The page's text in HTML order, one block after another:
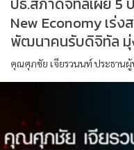
New Economy เร่ง
พัฒนาคนรับดิจิทัล มุ่
คุณศุภชัย เจียรวนนท์ ประธาน